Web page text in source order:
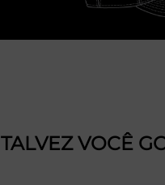
TALVEZ VOCÊ